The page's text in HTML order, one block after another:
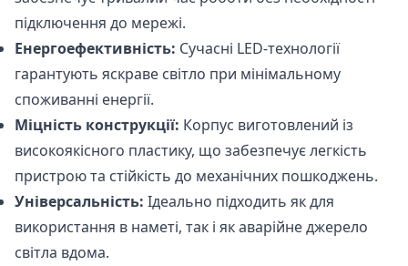
підключення до мережі.
Енергоефективність: Сучасні LED-технології
гарантують яскраве світло при мінімальному
споживанні енергії.
Міцність конструкції: Корпус виготовлений із
високоякісного пластику, що забезпечує легкість
пристрою та стійкість до механічних пошкоджень.
Універсальність: Ідеально підходить як для
використання в наметі, так і як аварійне джерело
світла вдома.